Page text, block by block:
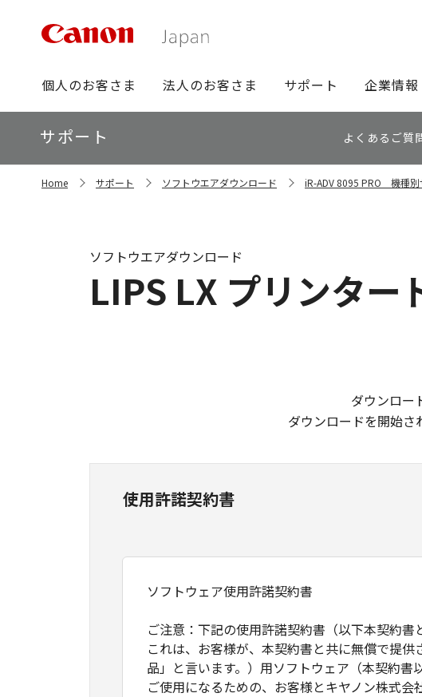
グ
ロ
ー
バ
ビ
個人のお客さま 法人のお客さま サポート 企業情報
ロ
ー
カ
ル
サポート よくあるご質
Home サポート ソフトウエアダウンロード iR-ADV 8095 PRO 機種別
LIPS LX プリンタ
ソフトウエアダウンロード
ダウンロー
ダウンロードを開始さ
使用許諾契約書
ソフトウェア使用許諾契約書
ご注意：下記の使用許諾契約書（以下本契約書
これは、お客様が、本契約書と共に無償で提
品」と言います。）用ソフトウェア（本契約
ご使用になるための、お客様とキヤノン株式会